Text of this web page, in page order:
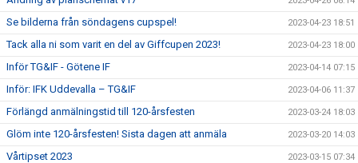
Se bilderna från söndagens cupspel! 2023-04-23 18:51
Tack alla ni som varit en del av Giffcupen 2023! 2023-04-23 18:00
Inför TG&IF - Götene IF 2023-04-14 07:15
Inför: IFK Uddevalla – TG&IF 2023-04-06 11:37
Förlängd anmälningstid till 120-årsfesten 2023-03-24 18:03
Glöm inte 120-årsfesten! Sista dagen att anmäla 2023-03-20 14:03
Vårtipset 2023 2023-03-15 07:34